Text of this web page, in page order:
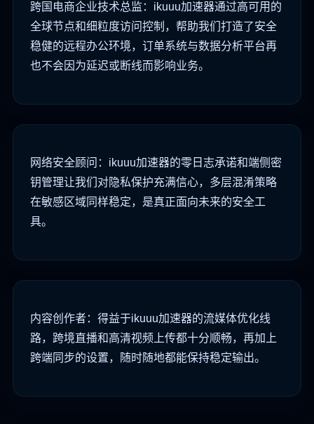
跨国电商企业技术总监：ikuuu加速器通过高可用的
全球节点和细粒度访问控制，帮助我们打造了安全
稳健的远程办公环境，订单系统与数据分析平台再
也不会因为延迟或断线而影响业务。
网络安全顾问：ikuuu加速器的零日志承诺和端侧密
钥管理让我们对隐私保护充满信心，多层混淆策略
在敏感区域同样稳定，是真正面向未来的安全工
具。
内容创作者：得益于ikuuu加速器的流媒体优化线
路，跨境直播和高清视频上传都十分顺畅，再加上
跨端同步的设置，随时随地都能保持稳定输出。